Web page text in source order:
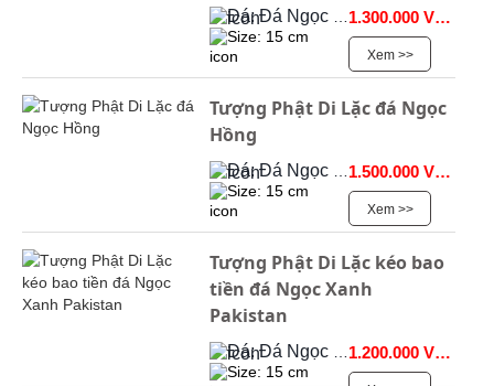
Đá: Đá Ngọc Onyx
Size: 15 cm
1.300.000 VNĐ
Xem >>
Tượng Phật Di Lặc đá Ngọc
Hồng
Đá: Đá Ngọc Onyx
Size: 15 cm
1.500.000 VNĐ
Xem >>
Tượng Phật Di Lặc kéo bao
tiền đá Ngọc Xanh
Pakistan
Đá: Đá Ngọc Onyx
Size: 15 cm
1.200.000 VNĐ